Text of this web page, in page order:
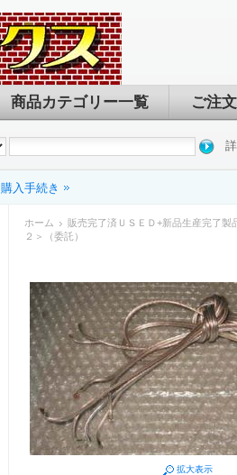
商品カテゴリー一覧 ご注
購入手続き
ホーム
販売完了済ＵＳＥＤ+新品生産完了製
２＞（委託）
拡大表示